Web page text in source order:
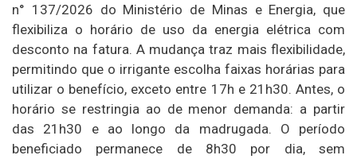
n° 137/2026 do Ministério de Minas e Energia, que
flexibiliza o horário de uso da energia elétrica com
desconto na fatura. A mudança traz mais flexibilidade,
permitindo que o irrigante escolha faixas horárias para
utilizar o benefício, exceto entre 17h e 21h30. Antes, o
horário se restringia ao de menor demanda: a partir
das 21h30 e ao longo da madrugada. O período
beneficiado permanece de 8h30 por dia, sem